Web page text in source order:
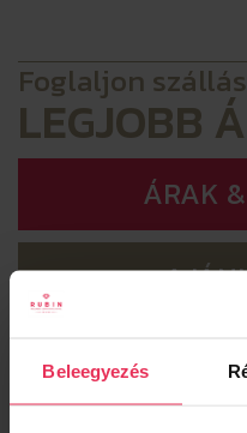
Beleegyezés
Foglaljon
LEGJOBB
ÁRAK